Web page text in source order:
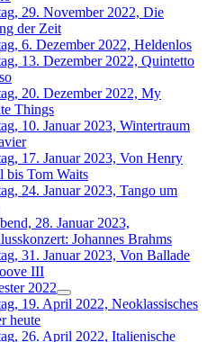
29. November 2022, Die
der Zeit
6. Dezember 2022, Heldenlos
13. Dezember 2022, Quintetto
20. Dezember 2022, My
Things
10. Januar 2023, Wintertraum
17. Januar 2023, Von Henry
bis Tom Waits
24. Januar 2023, Tango um
28. Januar 2023,
Johannes Brahms
31. Januar 2023, Von Ballade
III
2022
19. April 2022, Neoklassisches
heute
26. April 2022, Italienische